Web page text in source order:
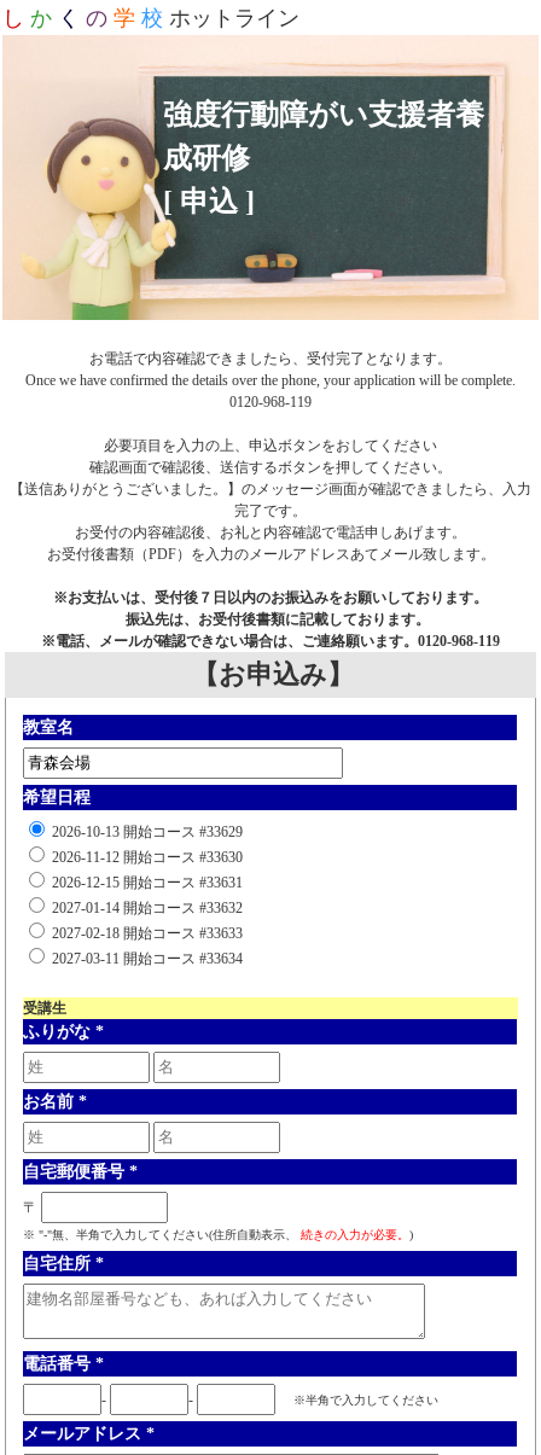
し か く の 学 校 ホットライン
強度行動障がい支援者養
成研修
[ 申込 ]
お電話で内容確認できましたら、受付完了となります。
Once we have confirmed the details over the phone, your application will be complete.
0120-968-119
必要項目を入力の上、申込ボタンをおしてください
確認画面で確認後、送信するボタンを押してください。
【送信ありがとうございました。】のメッセージ画面が確認できましたら、入力
完了です。
お受付の内容確認後、お礼と内容確認で電話申しあげます。
お受付後書類（PDF）を入力のメールアドレスあてメール致します。
※お支払いは、受付後７日以内のお振込みをお願いしております。
振込先は、お受付後書類に記載しております。
※電話、メールが確認できない場合は、ご連絡願います。0120-968-119
【お申込み】
教室名
希望日程
2026-10-13 開始コース #33629
2026-11-12 開始コース #33630
2026-12-15 開始コース #33631
2027-01-14 開始コース #33632
2027-02-18 開始コース #33633
2027-03-11 開始コース #33634
受講生
ふりがな *
お名前 *
自宅郵便番号 *
〒
※ "-"無、半角で入力してください(住所自動表示、 続きの入力が必要。 )
自宅住所 *
電話番号 *
- - ※半角で入力してください
メールアドレス *